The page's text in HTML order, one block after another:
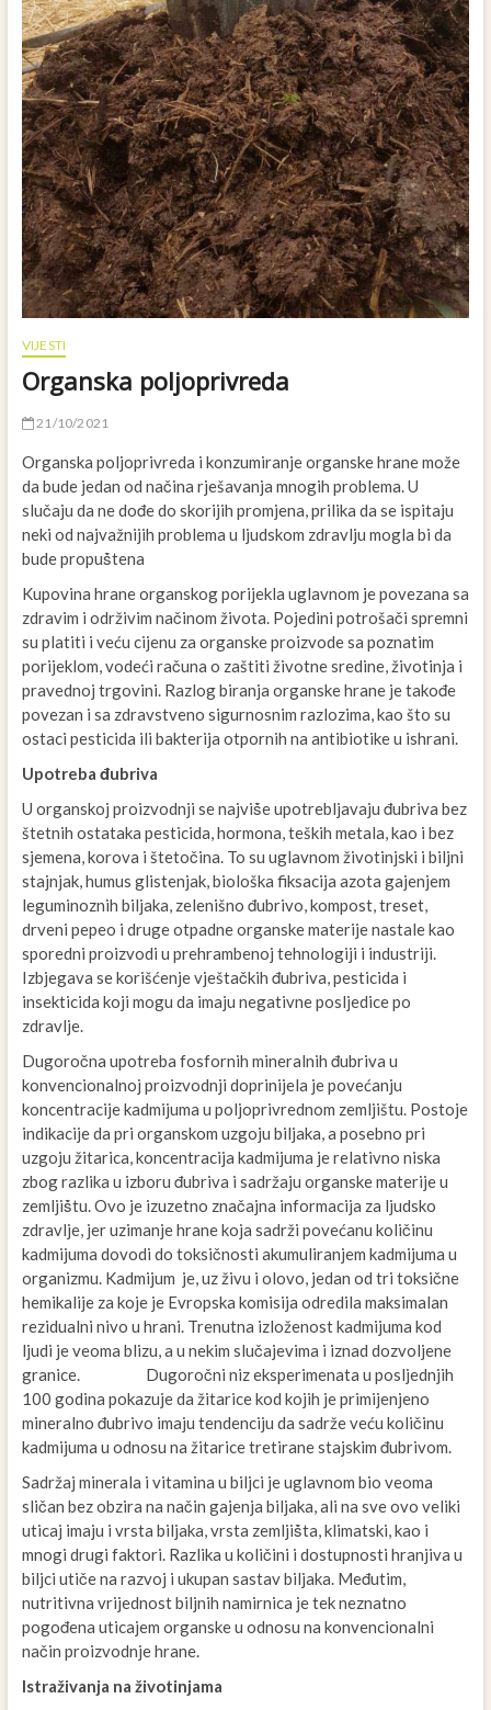
VIJESTI
Organska poljoprivreda
21/10/2021
Organska poljoprivreda i konzumiranje organske hrane može
da bude jedan od načina rješavanja mnogih problema. U
slučaju da ne dođe do skorijih promjena, prilika da se ispitaju
neki od najvažnijih problema u ljudskom zdravlju mogla bi da
bude propuṧtena
Kupovina hrane organskog porijekla uglavnom je povezana sa
zdravim i održivim načinom života. Pojedini potrošači spremni
su platiti i veću cijenu za organske proizvode sa poznatim
porijeklom, vodeći računa o zaštiti životne sredine, životinja i
pravednoj trgovini. Razlog biranja organske hrane je takođe
povezan i sa zdravstveno sigurnosnim razlozima, kao što su
ostaci pesticida ili bakterija otpornih na antibiotike u ishrani.
Upotreba đubriva
U organskoj proizvodnji se najviṧe upotrebljavaju đubriva bez
štetnih ostataka pesticida, hormona, teških metala, kao i bez
sjemena, korova i štetočina. To su uglavnom životinjski i biljni
stajnjak, humus glistenjak, biološka fiksacija azota gajenjem
leguminoznih biljaka, zelenišno đubrivo, kompost, treset,
drveni pepeo i druge otpadne organske materije nastale kao
sporedni proizvodi u prehrambenoj tehnologiji i industriji.
Izbjegava se korišćenje vještačkih đubriva, pesticida i
insekticida koji mogu da imaju negativne posljedice po
zdravlje.
Dugoročna upotreba fosfornih mineralnih đubriva u
konvencionalnoj proizvodnji doprinijela je povećanju
koncentracije kadmijuma u poljoprivrednom zemljištu. Postoje
indikacije da pri organskom uzgoju biljaka, a posebno pri
uzgoju žitarica, koncentracija kadmijuma je relativno niska
zbog razlika u izboru đubriva i sadržaju organske materije u
zemljiṧtu. Ovo je izuzetno značajna informacija za ljudsko
zdravlje, jer uzimanje hrane koja sadrži povećanu količinu
kadmijuma dovodi do toksičnosti akumuliranjem kadmijuma u
organizmu. Kadmijum je, uz živu i olovo, jedan od tri toksične
hemikalije za koje je Evropska komisija odredila maksimalan
rezidualni nivo u hrani. Trenutna izloženost kadmijuma kod
ljudi je veoma blizu, a u nekim slučajevima i iznad dozvoljene
granice. Dugoročni niz eksperimenata u posljednjih
100 godina pokazuje da žitarice kod kojih je primijenjeno
mineralno đubrivo imaju tendenciju da sadrže veću količinu
kadmijuma u odnosu na žitarice tretirane stajskim đubrivom.
Sadržaj minerala i vitamina u biljci je uglavnom bio veoma
sličan bez obzira na način gajenja biljaka, ali na sve ovo veliki
uticaj imaju i vrsta biljaka, vrsta zemljiṧta, klimatski, kao i
mnogi drugi faktori. Razlika u količini i dostupnosti hranjiva u
biljci utiče na razvoj i ukupan sastav biljaka. Međutim,
nutritivna vrijednost biljnih namirnica je tek neznatno
pogođena uticajem organske u odnosu na konvencionalni
način proizvodnje hrane.
Istraživanja na životinjama